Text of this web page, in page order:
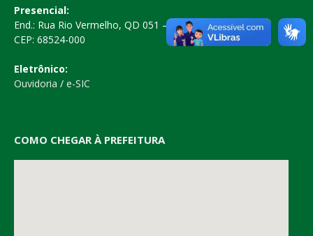
Presencial:
End.: Rua Rio Vermelho, QD 051 – Centro
CEP: 68524-000
Eletrônico:
Ouvidoria / e-SIC
COMO CHEGAR À PREFEITURA